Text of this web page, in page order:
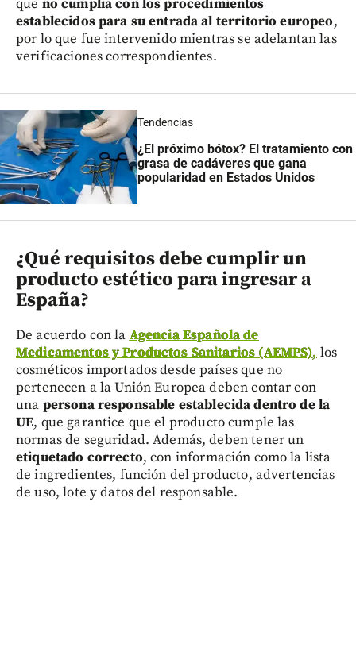
que no cumplía con los procedimientos
establecidos para su entrada al territorio europeo,
por lo que fue intervenido mientras se adelantan las
verificaciones correspondientes.
Tendencias
¿El próximo bótox? El tratamiento con
grasa de cadáveres que gana
popularidad en Estados Unidos
¿Qué requisitos debe cumplir un
producto estético para ingresar a
España?
De acuerdo con la Agencia Española de
Medicamentos y Productos Sanitarios (AEMPS), los
cosméticos importados desde países que no
pertenecen a la Unión Europea deben contar con
una persona responsable establecida dentro de la
UE, que garantice que el producto cumple las
normas de seguridad. Además, deben tener un
etiquetado correcto, con información como la lista
de ingredientes, función del producto, advertencias
de uso, lote y datos del responsable.